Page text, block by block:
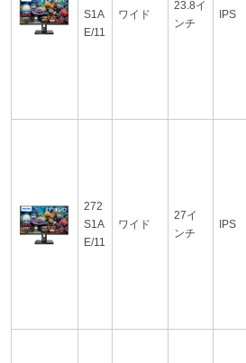
S1A
E/11
ワイド
23.8イ
ンチ
IPS
272
S1A
E/11
ワイド
27イ
ンチ
IPS